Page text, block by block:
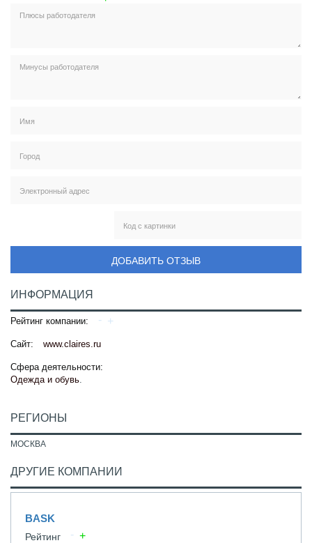
ДОБАВИТЬ ОТЗЫВ
ИНФОРМАЦИЯ
Рейтинг компании:
Сайт: www.claires.ru
Сфера деятельности:
Одежда и обувь.
РЕГИОНЫ
МОСКВА
ДРУГИЕ КОМПАНИИ
BASK
Рейтинг